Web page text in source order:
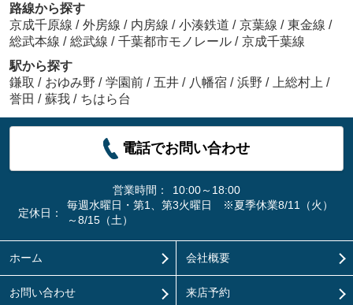
路線から探す
京成千原線 / 外房線 / 内房線 / 小湊鉄道 / 京葉線 / 東金線 /
総武本線 / 総武線 / 千葉都市モノレール / 京成千葉線
駅から探す
鎌取 / おゆみ野 / 学園前 / 五井 / 八幡宿 / 浜野 / 上総村上 /
誉田 / 蘇我 / ちはら台
電話でお問い合わせ
営業時間：
10:00～18:00
定休日：
毎週水曜日・第1、第3火曜日 ※夏季休業8/11（火）
～8/15（土）
ホーム 会社概要
お問い合わせ 来店予約